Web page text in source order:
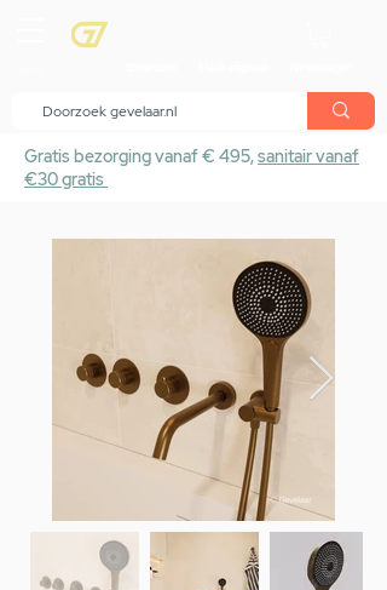
Gratis bezorging vanaf € 495,sanitair vanaf
€30 gratis